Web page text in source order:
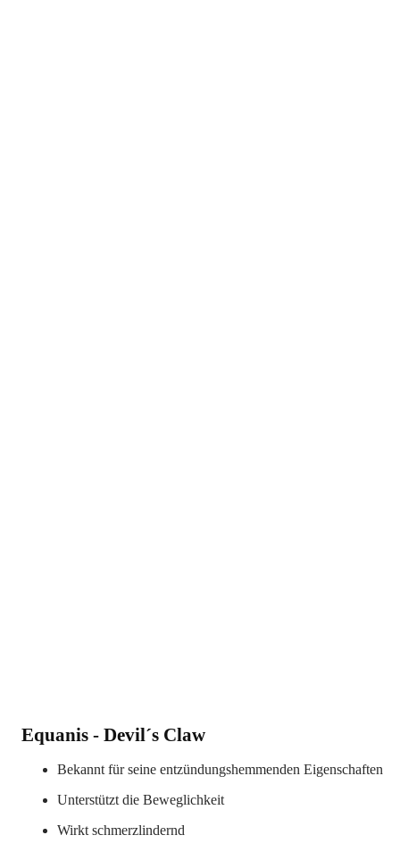
Equanis - Devil´s Claw
Bekannt für seine entzündungshemmenden Eigenschaften
Unterstützt die Beweglichkeit
Wirkt schmerzlindernd